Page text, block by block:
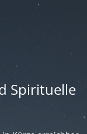
Spirituelle